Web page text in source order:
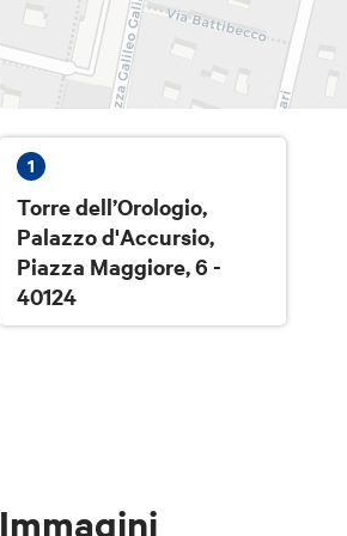
1
Torre dell’Orologio,
Palazzo d'Accursio,
Piazza Maggiore, 6 -
40124
Immagini